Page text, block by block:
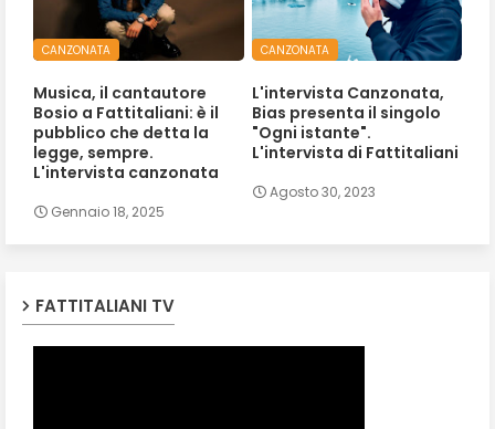
CANZONATA
Musica, il cantautore
Bosio a Fattitaliani: è il
pubblico che detta la
legge, sempre.
L'intervista canzonata
Gennaio 18, 2025
CANZONATA
L'intervista Canzonata,
Bias presenta il singolo
"Ogni istante".
L'intervista di Fattitaliani
Agosto 30, 2023
FATTITALIANI TV